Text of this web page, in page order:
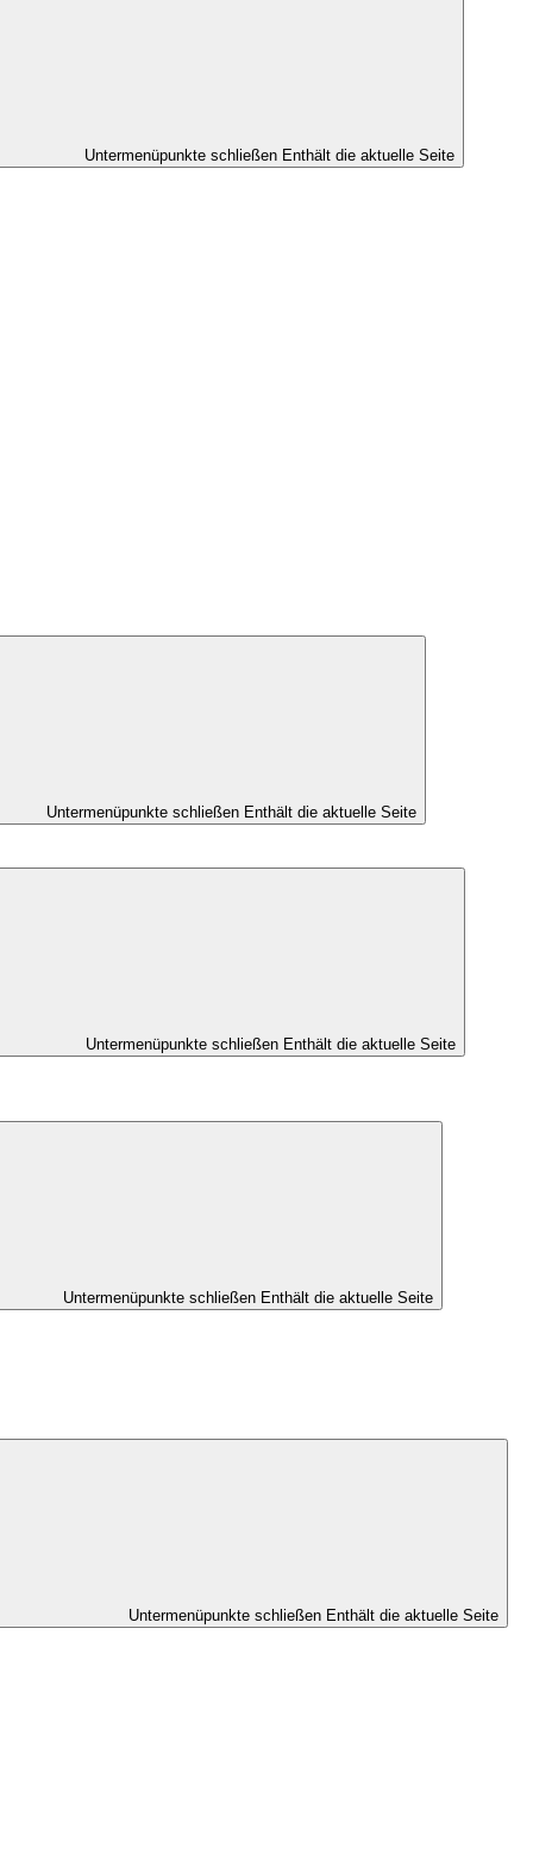
Untermenüpunkte schließen Enthält die aktuelle Seite
Untermenüpunkte schließen Enthält die aktuelle Seite
Untermenüpunkte schließen Enthält die aktuelle Seite
Untermenüpunkte schließen Enthält die aktuelle Seite
Untermenüpunkte schließen Enthält die aktuelle Seite